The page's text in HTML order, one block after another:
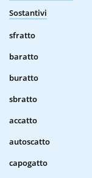
Sostantivi
sfratto
baratto
buratto
sbratto
accatto
autoscatto
capogatto